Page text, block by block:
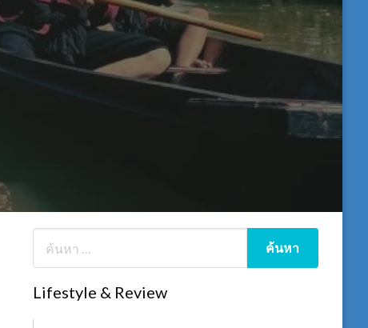
Lifestyle & Review